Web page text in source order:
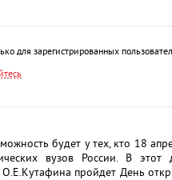
для зарегистрированных
будет у тех, кто 18
вузов России. В этот
пройдет День